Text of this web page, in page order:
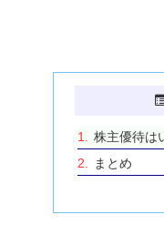
株主優待は
まとめ